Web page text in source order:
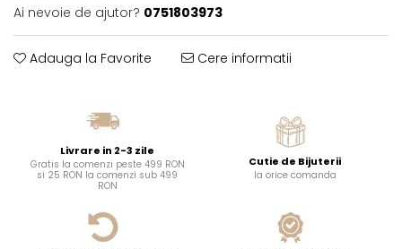
Ai nevoie de ajutor? 0751803973
Adauga la Favorite Cere informatii
Livrare in 2-3 zile
Gratis la comenzi peste 499 RON
si 25 RON la comenzi sub 499
RON
Cutie de Bijuterii
la orice comanda